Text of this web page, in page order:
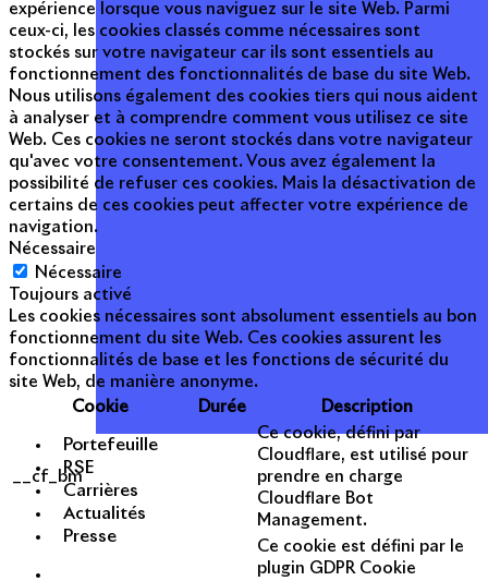
Portefeuille
RSE
Carrières
Actualités
Presse
expérience lorsque vous naviguez sur le site Web. Parmi
ceux-ci, les cookies classés comme nécessaires sont
stockés sur votre navigateur car ils sont essentiels au
fonctionnement des fonctionnalités de base du site Web.
Nous utilisons également des cookies tiers qui nous aident
à analyser et à comprendre comment vous utilisez ce site
Web. Ces cookies ne seront stockés dans votre navigateur
qu'avec votre consentement. Vous avez également la
possibilité de refuser ces cookies. Mais la désactivation de
certains de ces cookies peut affecter votre expérience de
navigation.
Nécessaire
Nécessaire
Toujours activé
Les cookies nécessaires sont absolument essentiels au bon
fonctionnement du site Web. Ces cookies assurent les
fonctionnalités de base et les fonctions de sécurité du
site Web, de manière anonyme.
Cookie
Durée Description
__cf_bm
Ce cookie, défini par
Cloudflare, est utilisé pour
prendre en charge
Cloudflare Bot
Management.
Ce cookie est défini par le
plugin GDPR Cookie